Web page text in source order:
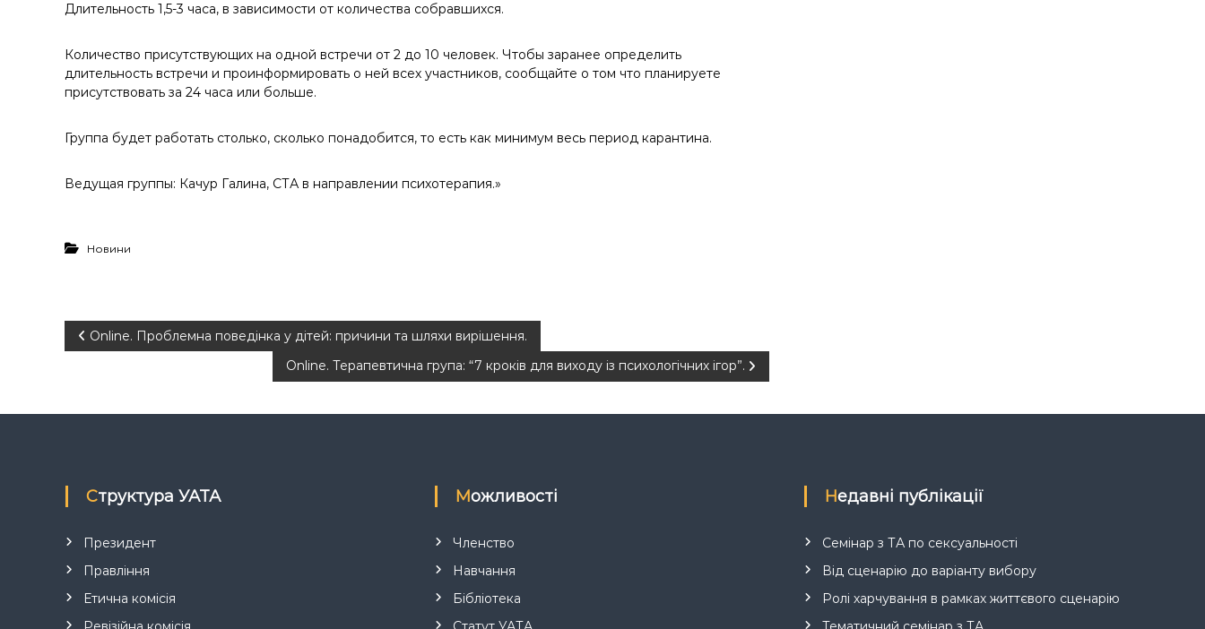
Длительность 1,5-3 часа, в зависимости от количества собравшихся.
Количество присутствующих на одной встречи от 2 до 10 человек. Чтобы заранее определить
длительность встречи и проинформировать о ней всех участников, сообщайте о том что планируете
присутствовать за 24 часа или больше.
Группа будет работать столько, сколько понадобится, то есть как минимум весь период карантина.
Ведущая группы: Качур Галина, СТА в направлении психотерапия.»
Новини
Н
в
г
а
ц
і
Online. Проблемна поведінка у дітей: причини та шляхи вирішення.
Online. Терапевтична група: “7 кроків для виходу із психологічних ігор”.
Структура УАТА
Президент
Правління
Етична комісія
Можливості
Членство
Навчання
Бібліотека
Недавні публікації
Семінар з ТА по сексуальності
Від сценарію до варіанту вибору
Ролі харчування в рамках життєвого сценарію